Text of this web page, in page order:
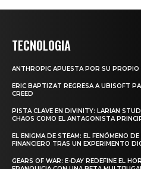
TECNOLOGIA
ANTHROPIC APUESTA POR SU PROPIO
ERIC BAPTIZAT REGRESA A UBISOFT
CREED
PISTA CLAVE EN DIVINITY: LARIAN
CHAOS COMO EL ANTAGONISTA
EL ENIGMA DE STEAM: EL FENÓMENO
FINANCIERO TRAS UN EXPERIMENTO
GEARS OF WAR: E-DAY REDEFINE EL